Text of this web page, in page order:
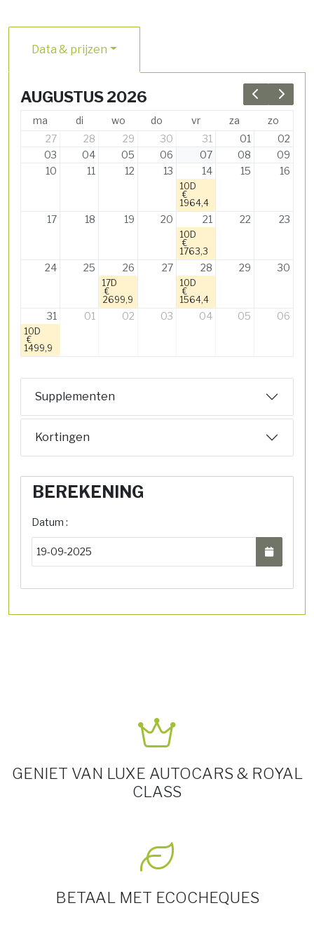
Data & prijzen
Previous
Next
AUGUSTUS 2026
ma di wo do vr za
zo
27
28 29 30 31 01
02
03
04 05 06 07 08
09
10
11 12 13 14
10D
€
1964,4
15 16
17 18 19 20 21
10D
€
1763,3
22 23
24 25 26
17D
€
2699,9
27 28
10D
€
1564,4
29 30
31
10D
€
1499,9
01 02 03 04 05 06
Supplementen
Kortingen
BEREKENING
Datum :
GENIET VAN LUXE AUTOCARS & ROYAL
CLASS
BETAAL MET ECOCHEQUES